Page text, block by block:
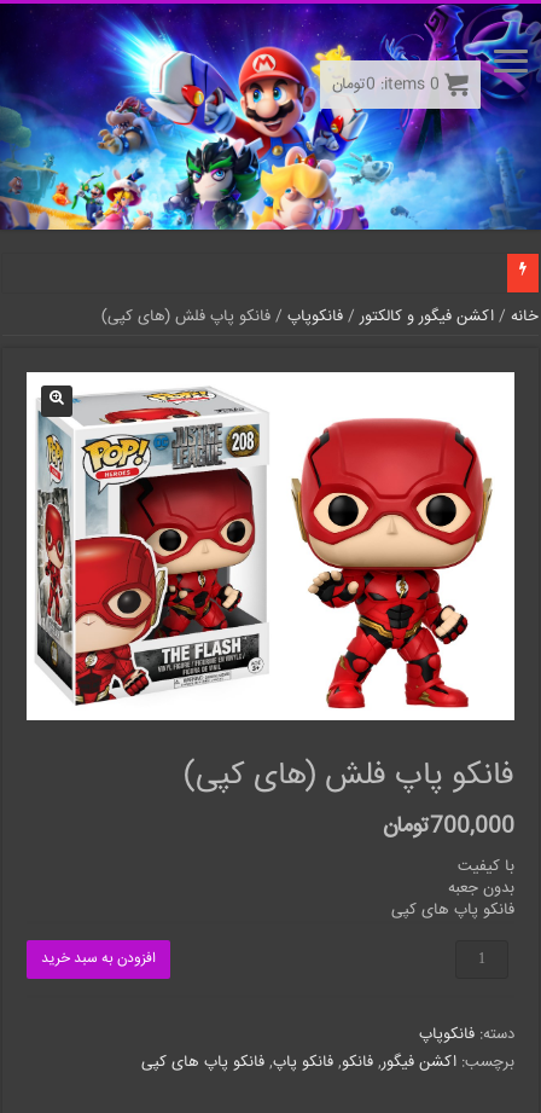
خانه /اکشن فیگور و کالکتور /فانکوپاپ / فانکو پاپ فلش (های کپی)
فانکو پاپ فلش (های کپی)
700,000تومان
با کیفیت
بدون جعبه
فانکو پاپ های کپی
کپی)
عدد
افزودن به سبد خرید
دسته:فانکوپاپ
برچسب:اکشن فیگور,فانکو,فانکو پاپ,فانکو پاپ های کپی
0
items:
0تومان